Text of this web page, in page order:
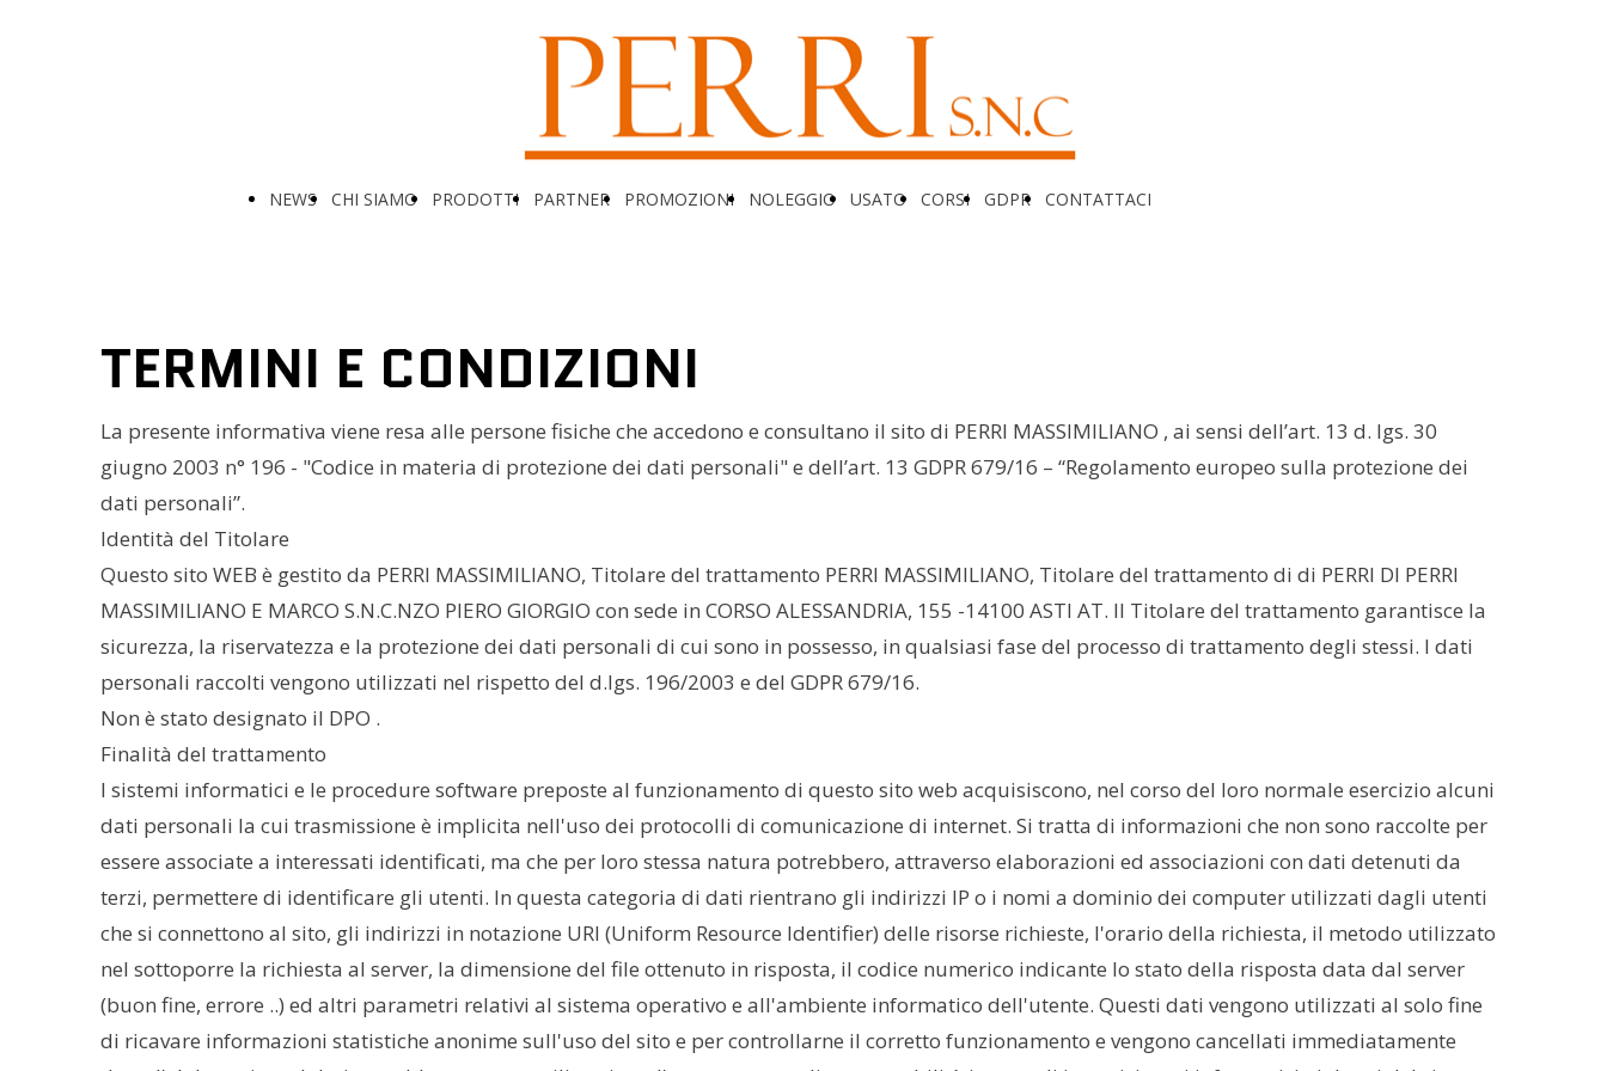
NEWS CHI SIAMO PRODOTTI PARTNER PROMOZIONI NOLEGGIO USATO CORSI GDPR CONTATTACI
TERMINI E CONDIZIONI
La presente informativa viene resa alle persone fisiche che accedono e consultano il sito di PERRI MASSIMILIANO , ai sensi dell’art. 13 d. lgs. 30
giugno 2003 n° 196 - "Codice in materia di protezione dei dati personali" e dell’art. 13 GDPR 679/16 – “Regolamento europeo sulla protezione dei
dati personali”.
Identità del Titolare
Questo sito WEB è gestito da PERRI MASSIMILIANO, Titolare del trattamento PERRI MASSIMILIANO, Titolare del trattamento di di PERRI DI PERRI
MASSIMILIANO E MARCO S.N.C.NZO PIERO GIORGIO con sede in CORSO ALESSANDRIA, 155 -14100 ASTI AT. Il Titolare del trattamento garantisce la
sicurezza, la riservatezza e la protezione dei dati personali di cui sono in possesso, in qualsiasi fase del processo di trattamento degli stessi. I dati
personali raccolti vengono utilizzati nel rispetto del d.lgs. 196/2003 e del GDPR 679/16.
Non è stato designato il DPO .
Finalità del trattamento
I sistemi informatici e le procedure software preposte al funzionamento di questo sito web acquisiscono, nel corso del loro normale esercizio alcuni
dati personali la cui trasmissione è implicita nell'uso dei protocolli di comunicazione di internet. Si tratta di informazioni che non sono raccolte per
essere associate a interessati identificati, ma che per loro stessa natura potrebbero, attraverso elaborazioni ed associazioni con dati detenuti da
terzi, permettere di identificare gli utenti. In questa categoria di dati rientrano gli indirizzi IP o i nomi a dominio dei computer utilizzati dagli utenti
che si connettono al sito, gli indirizzi in notazione URI (Uniform Resource Identifier) delle risorse richieste, l'orario della richiesta, il metodo utilizzato
nel sottoporre la richiesta al server, la dimensione del file ottenuto in risposta, il codice numerico indicante lo stato della risposta data dal server
(buon fine, errore ..) ed altri parametri relativi al sistema operativo e all'ambiente informatico dell'utente. Questi dati vengono utilizzati al solo fine
di ricavare informazioni statistiche anonime sull'uso del sito e per controllarne il corretto funzionamento e vengono cancellati immediatamente